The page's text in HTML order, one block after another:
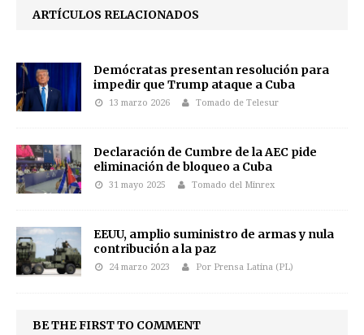
ARTÍCULOS RELACIONADOS
Demócratas presentan resolución para
impedir que Trump ataque a Cuba
13 marzo 2026 Tomado de Telesur
Declaración de Cumbre de la AEC pide
eliminación de bloqueo a Cuba
31 mayo 2025 Tomado del Minrex
EEUU, amplio suministro de armas y nula
contribución a la paz
24 marzo 2023 Por Prensa Latina (PL)
BE THE FIRST TO COMMENT